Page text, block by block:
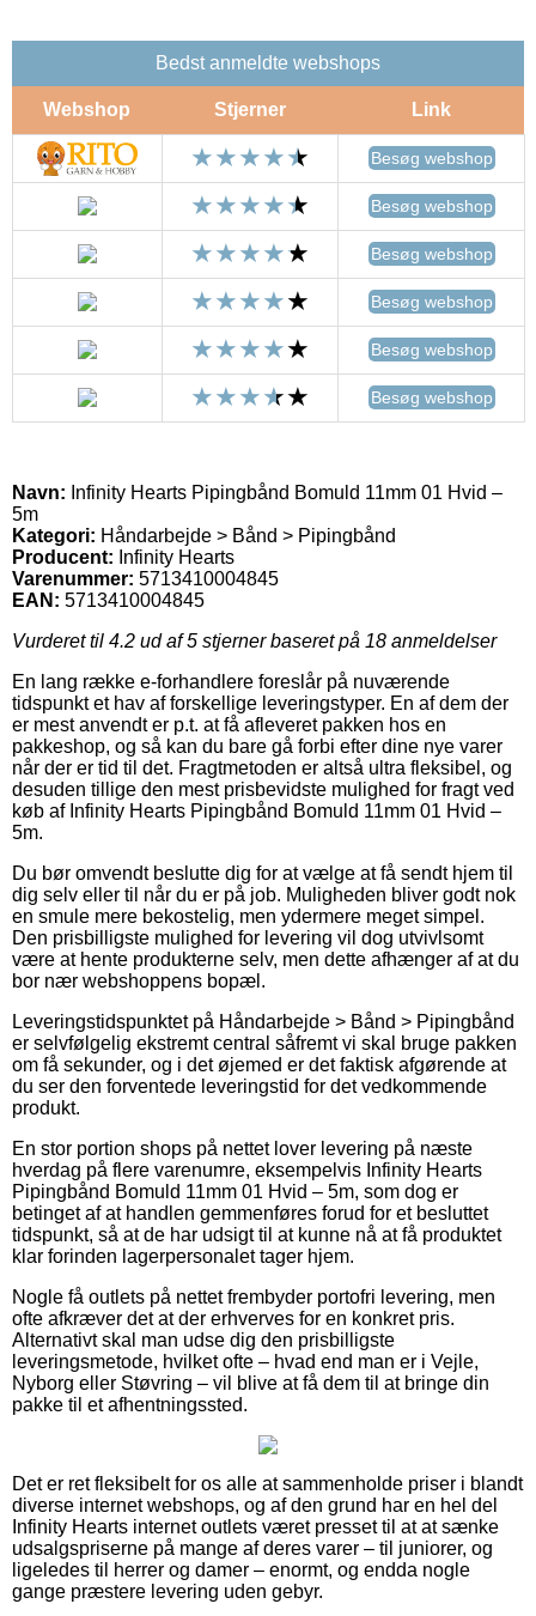
Bedst anmeldte webshops
Webshop Stjerner Link
Besøg webshop
Besøg webshop
Besøg webshop
Besøg webshop
Besøg webshop
Besøg webshop
Navn: Infinity Hearts Pipingbånd Bomuld 11mm 01 Hvid –
5m
Kategori: Håndarbejde > Bånd > Pipingbånd
Producent: Infinity Hearts
Varenummer: 5713410004845
EAN: 5713410004845
Vurderet til 4.2 ud af 5 stjerner baseret på 18 anmeldelser
En lang række e-forhandlere foreslår på nuværende
tidspunkt et hav af forskellige leveringstyper. En af dem der
er mest anvendt er p.t. at få afleveret pakken hos en
pakkeshop, og så kan du bare gå forbi efter dine nye varer
når der er tid til det. Fragtmetoden er altså ultra fleksibel, og
desuden tillige den mest prisbevidste mulighed for fragt ved
køb af Infinity Hearts Pipingbånd Bomuld 11mm 01 Hvid –
5m.
Du bør omvendt beslutte dig for at vælge at få sendt hjem til
dig selv eller til når du er på job. Muligheden bliver godt nok
en smule mere bekostelig, men ydermere meget simpel.
Den prisbilligste mulighed for levering vil dog utvivlsomt
være at hente produkterne selv, men dette afhænger af at du
bor nær webshoppens bopæl.
Leveringstidspunktet på Håndarbejde > Bånd > Pipingbånd
er selvfølgelig ekstremt central såfremt vi skal bruge pakken
om få sekunder, og i det øjemed er det faktisk afgørende at
du ser den forventede leveringstid for det vedkommende
produkt.
En stor portion shops på nettet lover levering på næste
hverdag på flere varenumre, eksempelvis Infinity Hearts
Pipingbånd Bomuld 11mm 01 Hvid – 5m, som dog er
betinget af at handlen gemmenføres forud for et besluttet
tidspunkt, så at de har udsigt til at kunne nå at få produktet
klar forinden lagerpersonalet tager hjem.
Nogle få outlets på nettet frembyder portofri levering, men
ofte afkræver det at der erhverves for en konkret pris.
Alternativt skal man udse dig den prisbilligste
leveringsmetode, hvilket ofte – hvad end man er i Vejle,
Nyborg eller Støvring – vil blive at få dem til at bringe din
pakke til et afhentningssted.
Det er ret fleksibelt for os alle at sammenholde priser i blandt
diverse internet webshops, og af den grund har en hel del
Infinity Hearts internet outlets været presset til at at sænke
udsalgspriserne på mange af deres varer – til juniorer, og
ligeledes til herrer og damer – enormt, og endda nogle
gange præstere levering uden gebyr.